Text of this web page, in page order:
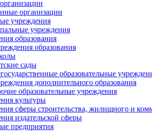
организации
учреждения
учреждения
образования
образования
сады
образовательные
дополнительного образования
образовательные учреждения
культуры
сферы строительства, жилищного и
издательской сферы
предприятия